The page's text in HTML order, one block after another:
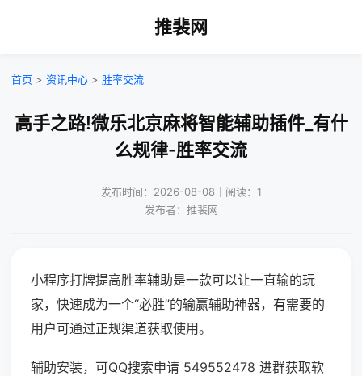
推裴网
首页 > 资讯中心 > 胜率交流
高手之路!微乐北京麻将智能辅助插件_有什
么规律-胜率交流
发布时间：2026-08-08｜阅读：1
发布者：推裴网
小程序打牌提高胜率辅助是一款可以让一直输的玩
家，快速成为一个“必胜”的输赢辅助神器，有需要的
用户可通过正规渠道获取使用。
辅助安装，可QQ搜索申请 549552478 进群获取软